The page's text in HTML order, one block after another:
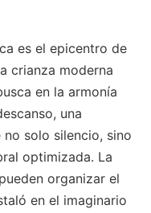
es el epicentro de
crianza moderna
en la armonía
una
solo silencio, sino
optimizada. La
organizar el
en el imaginario